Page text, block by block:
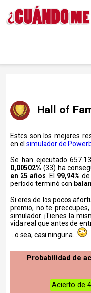
Hall of
Estos son los mejores
en el simulador de
Se han ejecutado
0,00502% (33) ha
en 25 años . El 99,94% de
período terminó con
Si eres de los pocos
premio, no te
simulador. ¡Tienes la
vida real que antes de
...o sea, casi ninguna...
Probabilidad de
Acierto de